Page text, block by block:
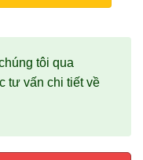
tôi qua
tư vấn chi tiết về